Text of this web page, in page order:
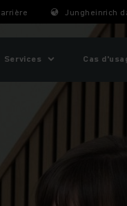
Jungheinrich
Services Cas